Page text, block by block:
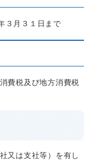
３１日まで
税及び地方消費税
は支社等）を有し